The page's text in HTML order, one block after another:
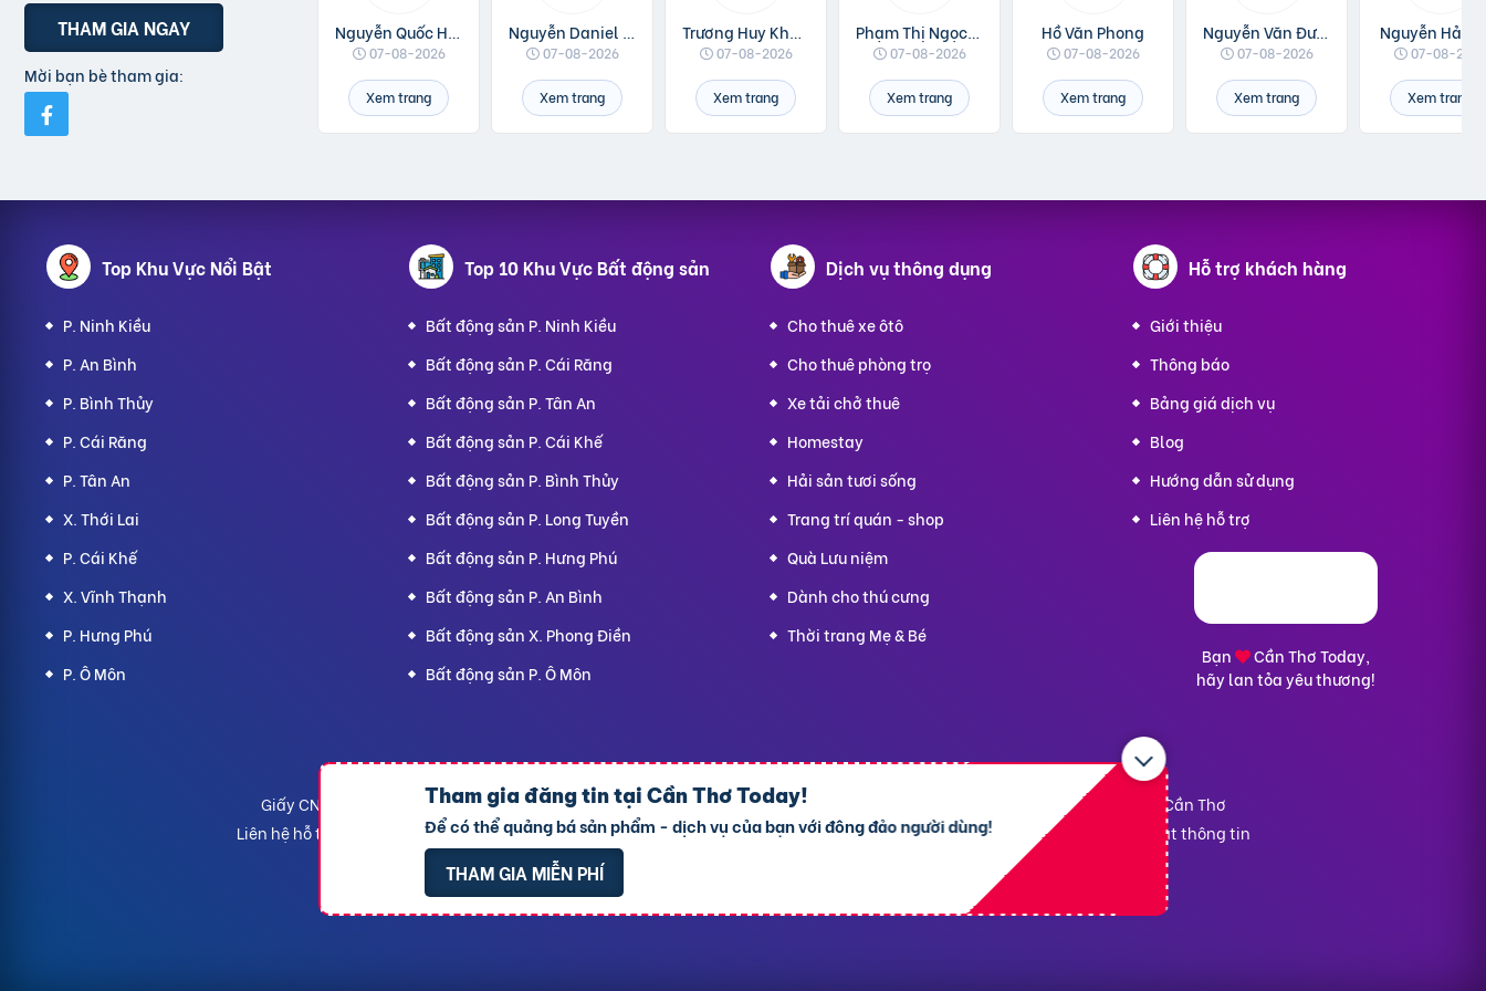
Tham gia đăng tin tại Cần Thơ Today!
Để có thể quảng bá sản phẩm - dịch vụ của bạn với đông đảo người dùng!
THAM GIA MIỄN PHÍ
THAM GIA NGAY
Mời bạn bè tham gia:
Nguyễn Quốc Huân
07-08-2026
Xem trang
Nguyễn Daniel Minh
07-08-2026
Xem trang
Trương Huy Khánh
07-08-2026
Xem trang
Phạm Thị Ngọc Linh
07-08-2026
Xem trang
Hồ Văn Phong
07-08-2026
Xem trang
Nguyễn Văn Được
07-08-2026
Xem trang
Nguyễn Hải
07-08-2026
Xem trang
Top Khu Vực Nổi Bật
P. Ninh Kiều
P. An Bình
P. Bình Thủy
P. Cái Răng
P. Tân An
X. Thới Lai
P. Cái Khế
X. Vĩnh Thạnh
P. Hưng Phú
P. Ô Môn
Top 10 Khu Vực Bất động sản
Bất động sản P. Ninh Kiều
Bất động sản P. Cái Răng
Bất động sản P. Tân An
Bất động sản P. Cái Khế
Bất động sản P. Bình Thủy
Bất động sản P. Long Tuyền
Bất động sản P. Hưng Phú
Bất động sản P. An Bình
Bất động sản X. Phong Điền
Bất động sản P. Ô Môn
Dịch vụthông dụng
Cho thuê xe ôtô
Cho thuê phòng trọ
Xe tải chở thuê
Homestay
Hải sản tươi sống
Trang trí quán - shop
Quà Lưu niệm
Dành cho thú cưng
Thời trang Mẹ & Bé
Hỗ trợ khách hàng
Giới thiệu
Thông báo
Bảng giá dịch vụ
Blog
Hướng dẫn sử dụng
Liên hệ hỗ trợ
Bạn
Cần Thơ Today,
hãy lan tỏa yêu thương!
-Địa chỉ trụ sở chính: 7 Trần Minh Sơn, phường Tân An, TP. Cần Thơ
Giấy CNĐKDN: 1801717351 – Ngày cấp: 24/01/2022 - Cơ quan cấp: Phòng Đăng ký kinh doanh – Sở kế hoạch và Đầu tư TP. Cần Thơ
Liên hệ hỗ trợ
09190.09290-Điều khoản-Quy chế hoạt động -Chính sách giải quyết khiếu nại
Chính sách bảo mật thông tin
Rao vặt Hà Nội